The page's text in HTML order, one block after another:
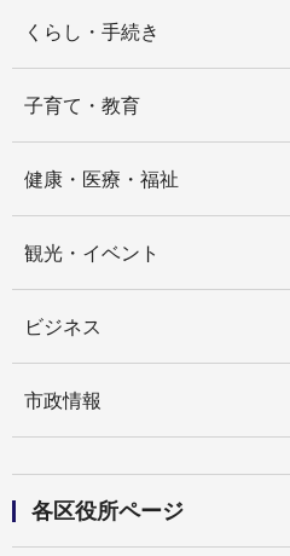
くらし・手続き
子育て・教育
健康・医療・福祉
観光・イベント
ビジネス
市政情報
各区役所ページ